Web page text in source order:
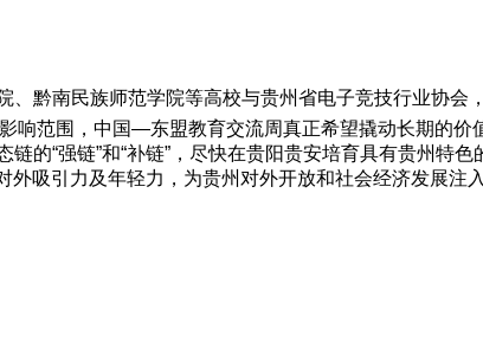
黔南民族师范学院等高校与贵州省电子竞技行业协会
响范围，中国—东盟教育交流周真正希望撬动长期的
的“强链”和“补链”，尽快在贵阳贵安培育具有贵州特
吸引力及年轻力，为贵州对外开放和社会经济发展注入